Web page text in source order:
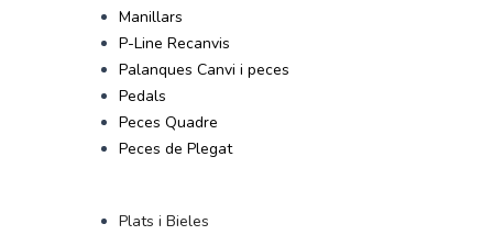
Manillars
P-Line Recanvis
Palanques Canvi i peces
Pedals
Peces Quadre
Peces de Plegat
Plats i Bieles